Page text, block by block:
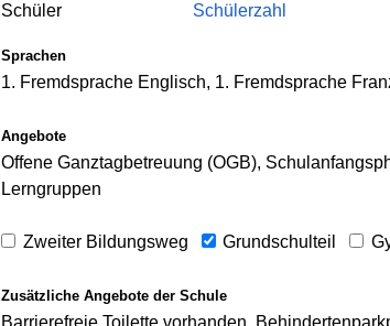
Schüler Schülerzahl
Sprachen
1. Fremdsprache Englisch, 1. Fremdsprache
Angebote
Offene Ganztagbetreuung (OGB),
Lerngruppen
Zweiter Bildungsweg Grundschulteil
Zusätzliche Angebote der Schule
Barrierefreie Toilette vorhanden,